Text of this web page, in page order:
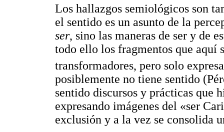
Los hallazgos semiológicos son
el sentido es un asunto de la
ser, sino las maneras de ser y de
todo ello los fragmentos que aquí
transformadores, pero solo
posiblemente no tiene sentido
sentido discursos y prácticas que
expresando imágenes del «ser
exclusión y a la vez se consolida